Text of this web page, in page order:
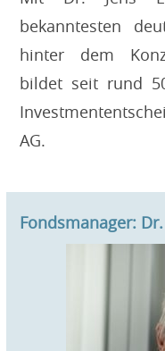
bekanntesten
hinter dem
bildet seit rund
AG.
Fondsmanager: